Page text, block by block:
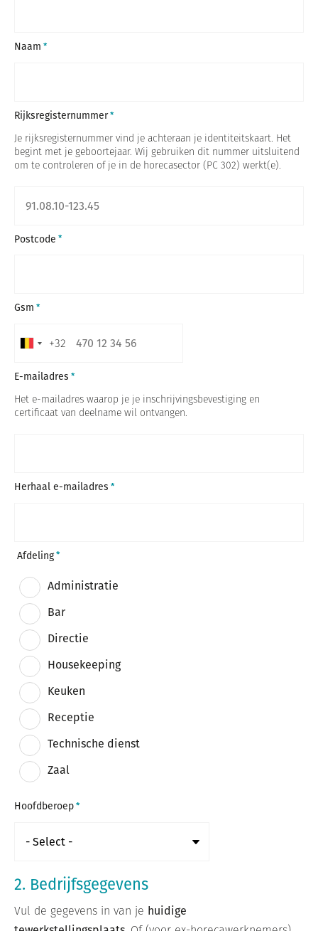
Naam
Rijksregisternummer
Je rijksregisternummer vind je achteraan je identiteitskaart. Het
begint met je geboortejaar. Wij gebruiken dit nummer uitsluitend
om te controleren of je in de horecasector (PC 302) werkt(e).
Postcode
Gsm
B
g
+
+32
E-mailadres
Het e-mailadres waarop je je inschrijvingsbevestiging en
certificaat van deelname wil ontvangen.
Herhaal e-mailadres
Afdeling
Administratie
Bar
Directie
Housekeeping
Keuken
Receptie
Technische dienst
Zaal
Hoofdberoep
2. Bedrijfsgegevens
Vul de gegevens in van je huidige